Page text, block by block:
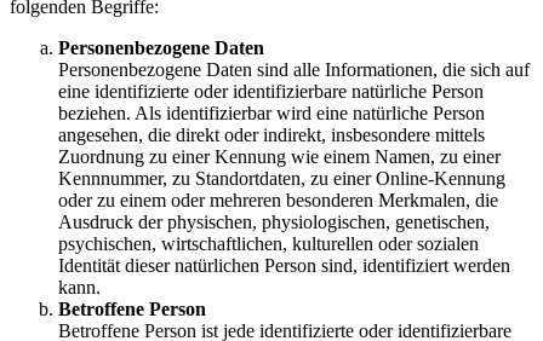
folgenden Begriffe:
Personenbezogene Daten
Personenbezogene Daten sind alle Informationen, die sich auf
eine identifizierte oder identifizierbare natürliche Person
beziehen. Als identifizierbar wird eine natürliche Person
angesehen, die direkt oder indirekt, insbesondere mittels
Zuordnung zu einer Kennung wie einem Namen, zu einer
Kennnummer, zu Standortdaten, zu einer Online-Kennung
oder zu einem oder mehreren besonderen Merkmalen, die
Ausdruck der physischen, physiologischen, genetischen,
psychischen, wirtschaftlichen, kulturellen oder sozialen
Identität dieser natürlichen Person sind, identifiziert werden
kann.
Betroffene Person
Betroffene Person ist jede identifizierte oder identifizierbare